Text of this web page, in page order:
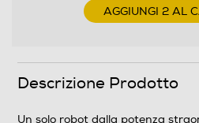
Filtro lavabile rimovibile
Descrizione
AGGIUNGI 2 AL
Descrizione Prodotto
Un solo robot dalla potenza